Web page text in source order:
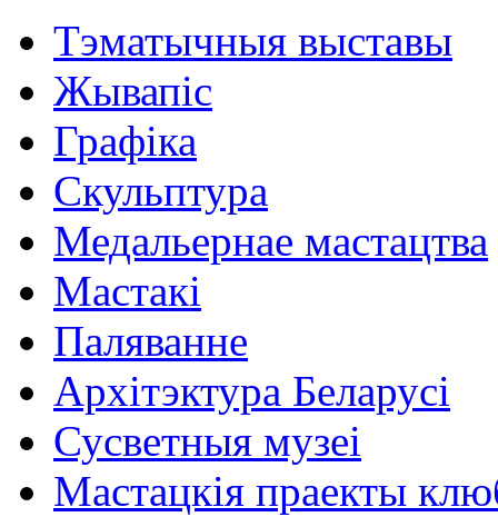
Тэматычныя выставы
Жывапіс
Графіка
Скульптура
Медальернае мастацтва
Мастакі
Паляванне
Архітэктура Беларусі
Сусветныя музеі
Мастацкія праекты